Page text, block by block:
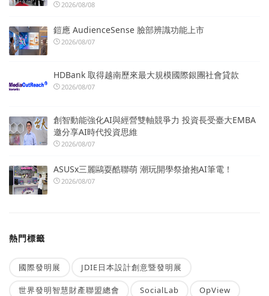
2026/08/08
鎧應 AudienceSense 臉部辨識功能上市
2026/08/07
HDBank 取得越南歷來最大規模國際銀團社會貸款
2026/08/07
創智動能強化AI與經營雙軸競爭力 投資長受臺大EMBA
邀分享AI時代投資思維
2026/08/07
ASUSx三麗鷗耍酷聯萌 潮玩開學祭搶抱AI筆電！
2026/08/07
熱門標籤
國際發明展 JDIE日本設計創意暨發明展
世界發明智慧財產聯盟總會 SocialLab OpView